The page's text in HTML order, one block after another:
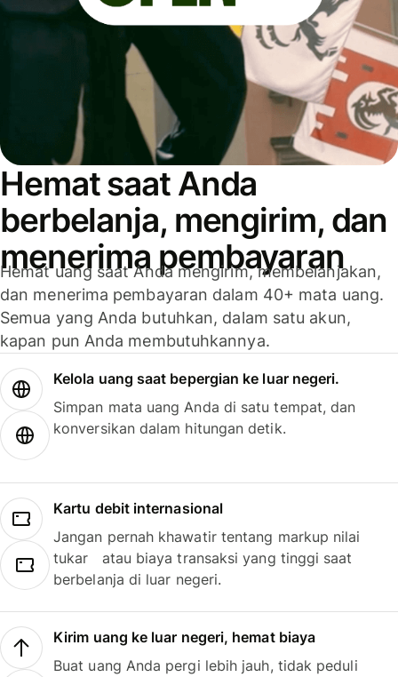
Hemat saat Anda
berbelanja, mengirim, dan
menerima pembayaran
Hemat uang saat Anda mengirim, membelanjakan,
dan menerima pembayaran dalam 40+ mata uang.
Semua yang Anda butuhkan, dalam satu akun,
kapan pun Anda membutuhkannya.
Kelola uang saat bepergian ke luar negeri.
Simpan mata uang Anda di satu tempat, dan
konversikan dalam hitungan detik.
Kartu debit internasional
Jangan pernah khawatir tentang markup nilai
tukar atau biaya transaksi yang tinggi saat
berbelanja di luar negeri.
Kirim uang ke luar negeri, hemat biaya
Buat uang Anda pergi lebih jauh, tidak peduli